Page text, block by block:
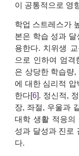
이 공통적으로 영
학업 스트레스가
본은 학습 성과
용한다. 치위생
으로 인하여 엄격
은 상당한 학습량,
에 대한 심리적
한다[6]. 정신적,
장, 좌절, 우울과
대학 생활 적응의
성과 달성과 진로
다.